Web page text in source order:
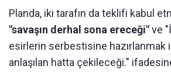
Planda, iki tarafın da teklifi kabul
"savaşın derhal sona ereceği"ve
esirlerin serbestisine hazırlanmak
anlaşılan hatta çekileceği."